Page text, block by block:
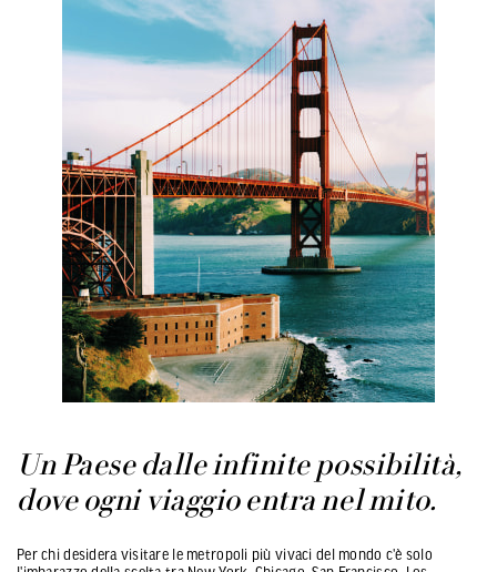
Un Paese dalle infinite possibilità,
dove ogni viaggio entra nel mito.
Per chi desidera visitare le metropoli più vivaci del mondo c'è solo